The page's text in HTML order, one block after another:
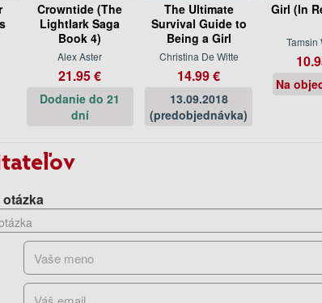
Crowntide (The
Lightlark Saga
Book 4)
Alex Aster
21.95 €
Dodanie do 21
dní
The Ultimate
Survival Guide to
Being a Girl
Christina De Witte
14.99 €
13.09.2018
(predobjednávka)
Girl (In
Tamsin
Na